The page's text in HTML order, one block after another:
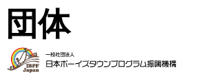
団体